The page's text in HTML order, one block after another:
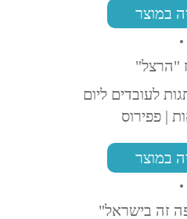
במוצר
"הרצל"
במוצר
זה בישראל"